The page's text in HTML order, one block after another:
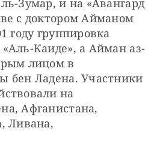
с доктором Айманом
году группировка
Каиде», а Айман аз-
лицом в
бен Ладена. Участники
на
Афганистана,
Ливана,